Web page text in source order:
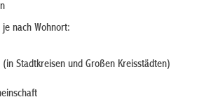
nach Wohnort:
Stadtkreisen und Großen Kreisstädten)